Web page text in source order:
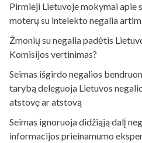
Pirmieji Lietuvoje mokymai apie
moterų su intelekto negalia
Žmonių su negalia padėtis
Komisijos vertinimas?
Seimas išgirdo negalios
tarybą deleguoja Lietuvos
atstovę ar atstovą
Seimas ignoruoja didžiąją dalį
informacijos prieinamumo